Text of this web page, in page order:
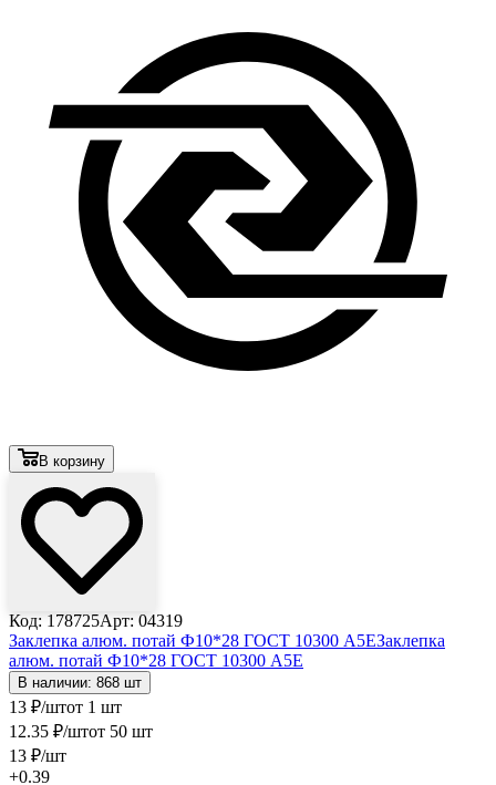
В корзину
Код: 178725Арт: 04319
Заклепка алюм. потай Ф10*28 ГОСТ 10300 А5ЕЗаклепка
алюм. потай Ф10*28 ГОСТ 10300 А5Е
В наличии: 868 шт
13 ₽/штот 1 шт
12.35 ₽/штот 50 шт
13 ₽/шт
+0.39